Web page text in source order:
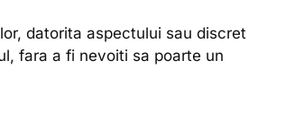
datorita aspectului sau discret
fara a fi nevoiti sa poarte un